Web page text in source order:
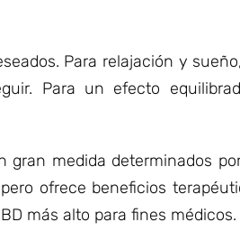
Para relajación y
Para un efecto
gran medida determinados
ofrece beneficios
más alto para fines médicos.